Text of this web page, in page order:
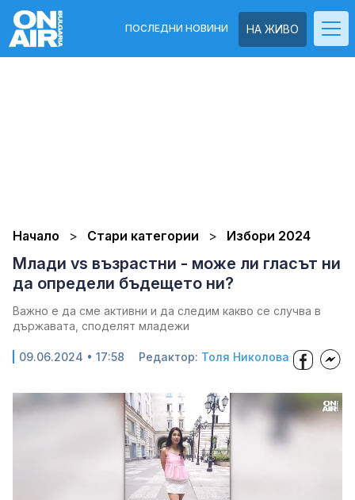
НА ЖИВО
ПОСЛЕДНИ НОВИНИ
Начало Стари категории Избори 2024
Млади vs възрастни - може ли гласът ни
да определи бъдещето ни?
Важно е да сме активни и да следим какво се случва в
държавата, споделят младежи
09.06.2024 • 17:58 Редактор: Толя Николова